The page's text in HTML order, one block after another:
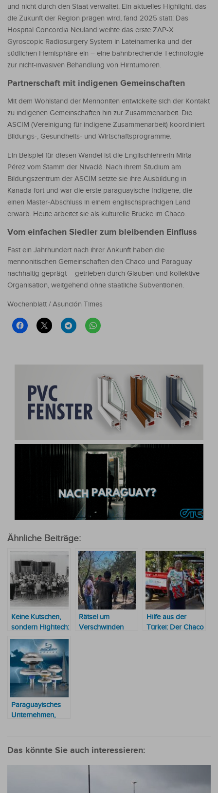
und nicht durch den Staat verwaltet. Ein aktuelles Highlight, das
die Zukunft der Region prägen wird, fand 2025 statt: Das
Hospital Concordia Neuland weihte das erste ZAP-X
Gyroscopic Radiosurgery System in Lateinamerika und der
südlichen Hemisphäre ein – eine bahnbrechende Technologie
zur nicht-invasiven Behandlung von Hirntumoren.
Partnerschaft mit indigenen Gemeinschaften
Mit dem Wohlstand der Mennoniten entwickelte sich der Kontakt
zu indigenen Gemeinschaften hin zur Zusammenarbeit. Die
ASCIM (Vereinigung für indigene Zusammenarbeit) koordiniert
Bildungs-, Gesundheits- und Wirtschaftsprogramme.
Ein Beispiel für diesen Wandel ist die Englischlehrerin Mirta
Pérez vom Stamm der Nivaclé. Nach ihrem Studium am
Bildungszentrum der ASCIM setzte sie ihre Ausbildung in
Kanada fort und war die erste paraguayische Indigene, die
einen Master-Abschluss in einem englischsprachigen Land
erwarb. Heute arbeitet sie als kulturelle Brücke im Chaco.
Vom einfachen Siedler zum bleibenden Einfluss
Fast ein Jahrhundert nach ihrer Ankunft haben die
mennonitischen Gemeinschaften den Chaco und Paraguay
nachhaltig geprägt – getrieben durch Glauben und kollektive
Organisation, weitgehend ohne staatliche Subventionen.
Wochenblatt / Asunción Times
Ähnliche Beiträge:
Keine Kutschen,
sondern Hightech:
Das moderne
Gesicht der
Mennoniten im
Chaco
Rätsel um
Verschwinden
Hilfe aus der
Türkei: Der Chaco
Paraguayisches
Unternehmen,
Das könnte Sie auch interessieren: